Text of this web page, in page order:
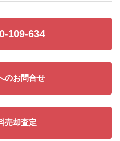
109-634
のお問合せ
売却査定